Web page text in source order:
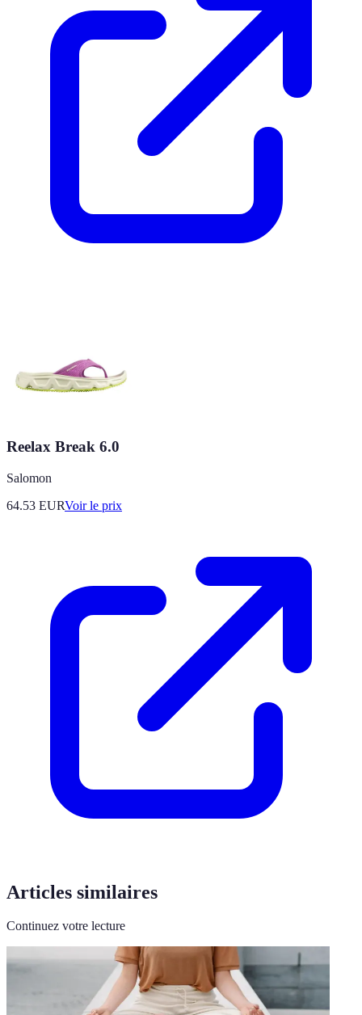
Reelax Break 6.0
Salomon
64.53 EURVoir le prix
Articles similaires
Continuez votre lecture